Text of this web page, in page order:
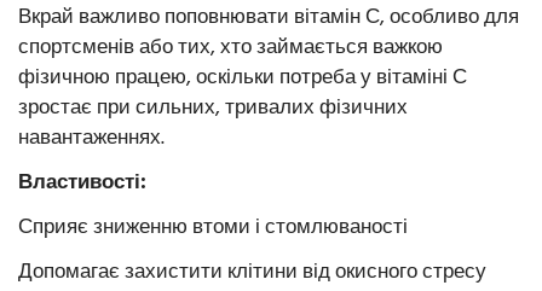
Вкрай важливо поповнювати вітамін С, особливо для
спортсменів або тих, хто займається важкою
фізичною працею, оскільки потреба у вітаміні С
зростає при сильних, тривалих фізичних
навантаженнях.
Властивості:
Сприяє зниженню втоми і стомлюваності
Допомагає захистити клітини від окисного стресу